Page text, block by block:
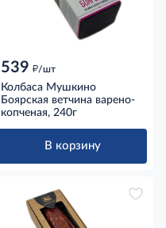
539 д/шт
Колбаса Мушкино
Боярская ветчина варено-
копченая, 240г
В корзину